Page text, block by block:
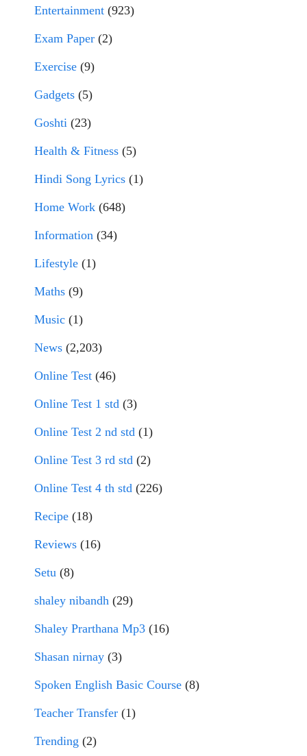
Entertainment (923)
Exam Paper (2)
Exercise (9)
Gadgets (5)
Goshti (23)
Health & Fitness (5)
Hindi Song Lyrics (1)
Home Work (648)
Information (34)
Lifestyle (1)
Maths (9)
Music (1)
News (2,203)
Online Test (46)
Online Test 1 std (3)
Online Test 2 nd std (1)
Online Test 3 rd std (2)
Online Test 4 th std (226)
Recipe (18)
Reviews (16)
Setu (8)
shaley nibandh (29)
Shaley Prarthana Mp3 (16)
Shasan nirnay (3)
Spoken English Basic Course (8)
Teacher Transfer (1)
Trending (2)